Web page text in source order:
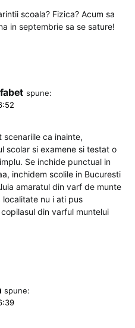
scoala? Fizica? Acum sa
in septembrie sa se sature!
spune:
scenariile ca inainte,
scolar si examene si testat o
Se inchide punctual in
inchidem scolile in Bucuresti
amaratul din varf de munte
nu i ati pus
din varful muntelui
spune: